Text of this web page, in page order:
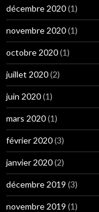
décembre 2020(1)
novembre 2020(1)
octobre 2020(1)
juillet 2020(2)
juin 2020(1)
mars 2020(1)
février 2020(3)
janvier 2020(2)
décembre 2019 (3)
novembre 2019 (1)